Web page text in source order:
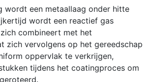
wordt een metaallaag onder hitte
wordt een reactief gas
combineert met het
zich vervolgens op het gereedschap
oppervlak te verkrijgen,
tijdens het coatingproces om